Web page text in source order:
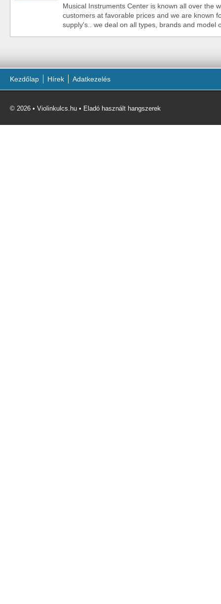
Musical Instruments Center is known all over the
customers at favorable prices and we are known
supply's.. we deal on all types, brands and model
Kezdőlap Hírek Adatkezelés
© 2026 • Violinkulcs.hu • Eladó használt hangszerek